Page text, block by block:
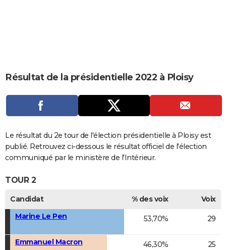
CARTE DE VOEUX
DICTIONNAIRE
Dictionnaire
Biographies
Expressions
Proverbes
PROGRAMME TV
COPAINS D'AVANT
Se connecter
Collèges
Universités
Entreprises
Service militaire
Avis de recherche
AVIS DE DÉCÈS
FORUM
Bricolage
Culture
Television
Voyage
Résultat de la présidentielle 2022 à Ploisy
Le résultat du 2e tour de l'élection présidentielle à Ploisy est
publié. Retrouvez ci-dessous le résultat officiel de l'élection
communiqué par le ministère de l'Intérieur.
TOUR 2
Candidat % des voix
Voix
Marine Le Pen
53,70% 29
Emmanuel Macron 46,30% 25